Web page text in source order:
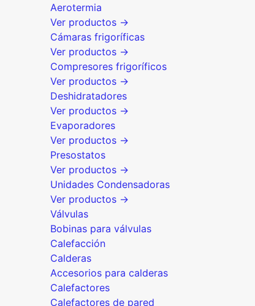
Aerotermia
Ver productos →
Cámaras frigoríficas
Ver productos →
Compresores frigoríficos
Ver productos →
Deshidratadores
Ver productos →
Evaporadores
Ver productos →
Presostatos
Ver productos →
Unidades Condensadoras
Ver productos →
Válvulas
Bobinas para válvulas
Calefacción
Calderas
Accesorios para calderas
Calefactores
Calefactores de pared